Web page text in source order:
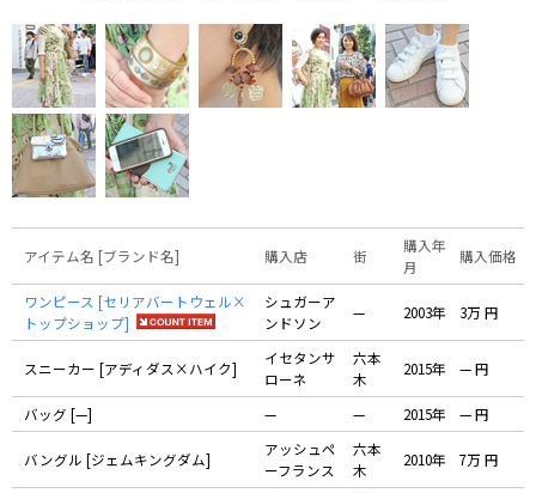
アイテム名 [ブランド名] 購入店 街
購入年
月
購入価格
ワンピース [セリアバートウェル×
トップショップ]
シュガーア
ンドソン
— 2003年 3万 円
スニーカー [アディダス×ハイク]
イセタンサ
ローネ
六本
木
2015年 — 円
バッグ [—] — — 2015年 — 円
バングル [ジェムキングダム]
アッシュペ
ーフランス
六本
木
2010年 7万 円